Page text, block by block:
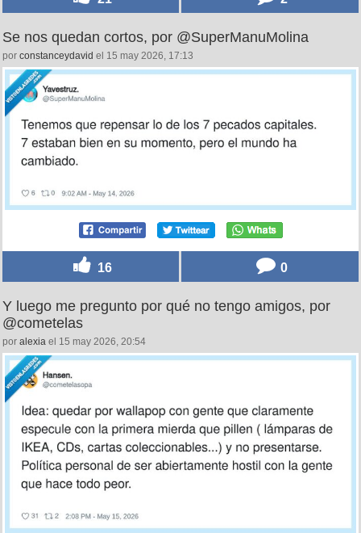
Se nos quedan cortos, por @SuperManuMolina
por constanceydavid el 15 may 2026, 17:13
16 0
Y luego me pregunto por qué no tengo amigos, por
@cometelas
por alexia el 15 may 2026, 20:54